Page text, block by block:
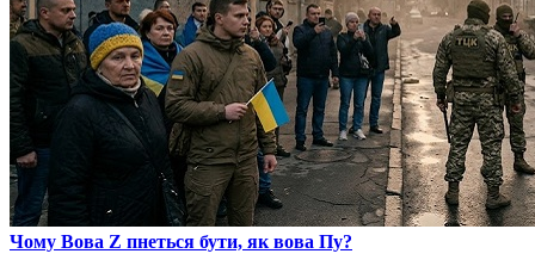
​Чому Вова Z пнеться бути, як вова Пу?